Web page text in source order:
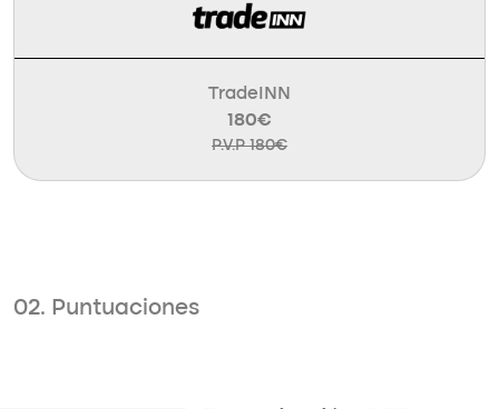
TradeINN
180€
P.V.P 180€
02. Puntuaciones